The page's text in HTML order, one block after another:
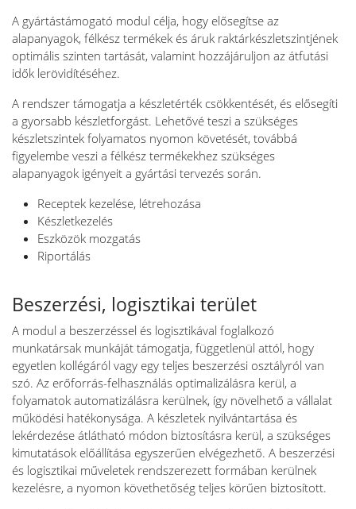
A gyártástámogató modul célja, hogy elősegítse az
alapanyagok, félkész termékek és áruk raktárkészletszintjének
optimális szinten tartását, valamint hozzájáruljon az átfutási
idők lerövidítéséhez.
A rendszer támogatja a készletérték csökkentését, és elősegíti
a gyorsabb készletforgást. Lehetővé teszi a szükséges
készletszintek folyamatos nyomon követését, továbbá
figyelembe veszi a félkész termékekhez szükséges
alapanyagok igényeit a gyártási tervezés során.
Receptek kezelése, létrehozása
Készletkezelés
Eszközök mozgatás
Riportálás
Beszerzési, logisztikai terület
A modul a beszerzéssel és logisztikával foglalkozó
munkatársak munkáját támogatja, függetlenül attól, hogy
egyetlen kollégáról vagy egy teljes beszerzési osztályról van
szó. Az erőforrás-felhasználás optimalizálásra kerül, a
folyamatok automatizálásra kerülnek, így növelhető a vállalat
működési hatékonysága. A készletek nyilvántartása és
lekérdezése átlátható módon biztosításra kerül, a szükséges
kimutatások előállítása egyszerűen elvégezhető. A beszerzési
és logisztikai műveletek rendszerezett formában kerülnek
kezelésre, a nyomon követhetőség teljes körűen biztosított.